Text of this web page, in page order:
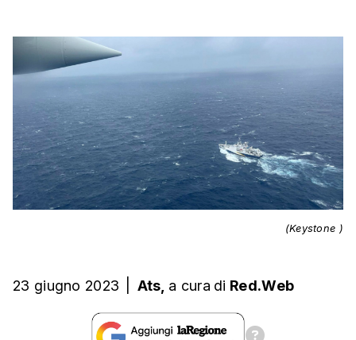
(Keystone )
23 giugno 2023 Ats, a cura di Red.Web